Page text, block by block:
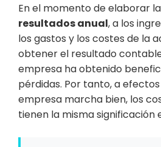
En el momento de elaborar la
resultados anual, a los
los gastos y los costes de la
obtener el resultado
empresa ha obtenido
pérdidas. Por tanto, a
empresa marcha bien, los
tienen la misma significación